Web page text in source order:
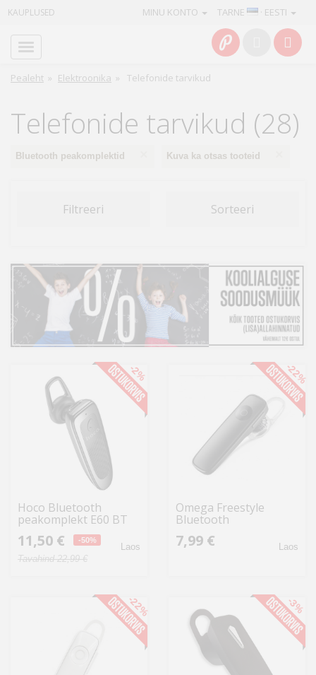
KAUPLUSED TARNE · EESTI
MINU KONTO
Pealeht » Elektroonika » Telefonide tarvikud
Telefonide tarvikud (28)
Bluetooth peakomplektid Kuva ka otsas tooteid
Filtreeri Sorteeri
Hoco Bluetooth
peakomplekt E60 BT
11,50 € -50%
Tavahind 22,99 €
Laos
-2%
Omega Freestyle
Bluetooth
must
7,99 € Laos
-22%
-22% -3%
Info
Elektroonika
Kodu
&
hobi
Mänguasjad